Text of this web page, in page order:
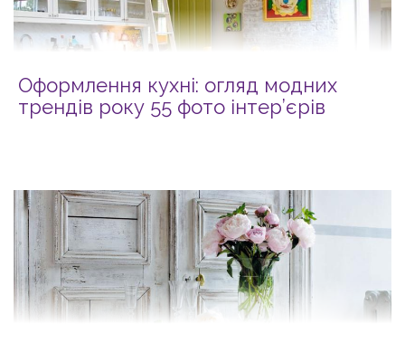
Оформлення кухні: огляд модних
трендів року 55 фото інтер’єрів